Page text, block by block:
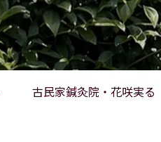
古民家鍼灸院・花咲実る